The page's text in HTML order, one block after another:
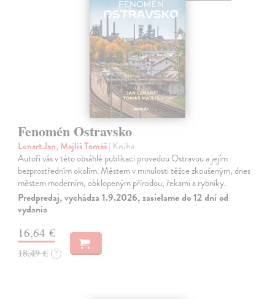
Fenomén Ostravsko
Lenart Jan, Majliš Tomáš| Kniha
Autoři vás v této obsáhlé publikaci provedou Ostravou a jejím
bezprostředním okolím. Městem v minulosti těžce zkoušeným, dnes
městem moderním, obklopeným přírodou, řekami a rybníky.
Predpredaj, vychádza 1.9.2026, zasielame do 12 dní od
vydania
16,64 €
18,49 € ?